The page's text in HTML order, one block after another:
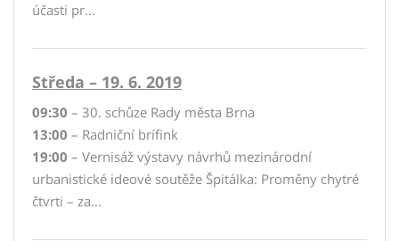
účasti pr...
Středa – 19. 6. 2019
09:30 – 30. schůze Rady města Brna
13:00 – Radniční brífink
19:00 – Vernisáž výstavy návrhů mezinárodní
urbanistické ideové soutěže Špitálka: Proměny chytré
čtvrti – za...